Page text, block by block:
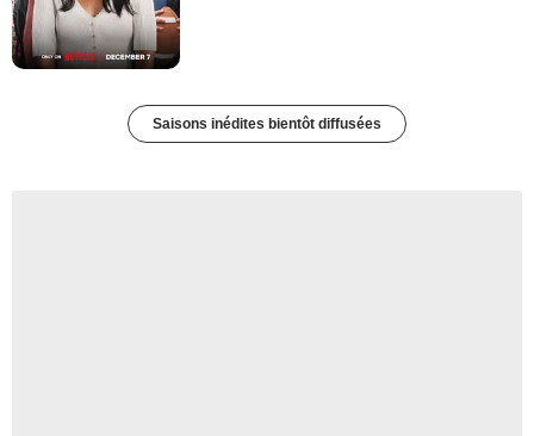
Saisons inédites bientôt diffusées